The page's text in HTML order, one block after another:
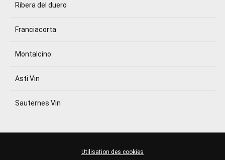
Ribera del duero
Franciacorta
Montalcino
Asti Vin
Sauternes Vin
Utilisation des cookies